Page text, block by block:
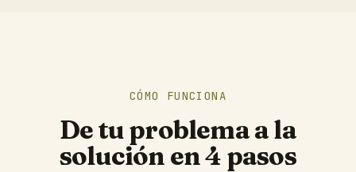
CÓMO FUNCIONA
De tu problema a la
solución en 4 pasos